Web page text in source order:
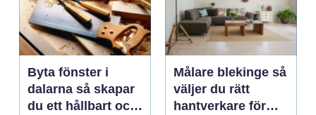
Byta fönster i
dalarna så skapar
du ett hållbart och
Målare blekinge så
väljer du rätt
hantverkare för